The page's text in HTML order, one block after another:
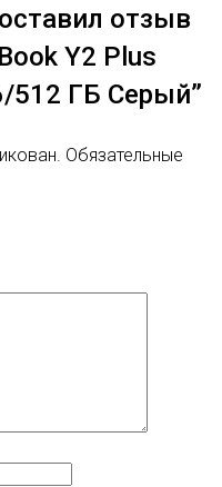
отзыв
Y2 Plus
512 ГБ Серый”
Обязательные